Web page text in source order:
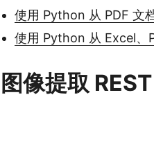
使用 Python 从 PDF 文
使用 Python 从 Excel、
图像提取